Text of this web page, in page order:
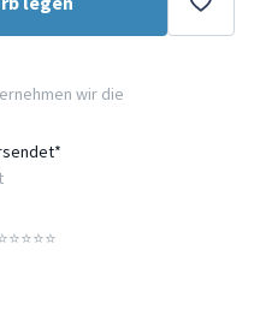
wir die